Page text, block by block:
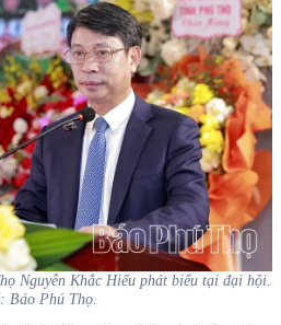
Nguyễn Khắc Hiếu phát biểu tại đại hội.
Báo Phú Thọ.